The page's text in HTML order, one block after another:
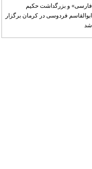
فارسی» و بزرگداشت حکیم
ابوالقاسم فردوسی در کرمان برگزار
شد